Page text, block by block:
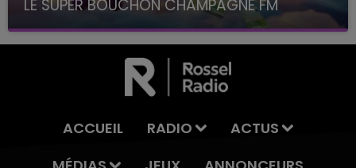
LE SUPER BOUCHON CHAMPAGNE FM
avec La Famille Champagne FM, à 8H10
ACCUEIL RADIO
ACTUS